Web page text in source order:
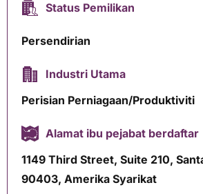
Status Pemilikan
Persendirian
Industri Utama
Perisian Perniagaan/Produktiviti
Alamat ibu pejabat berdaftar
1149 Third Street, Suite 210,
90403, Amerika Syarikat